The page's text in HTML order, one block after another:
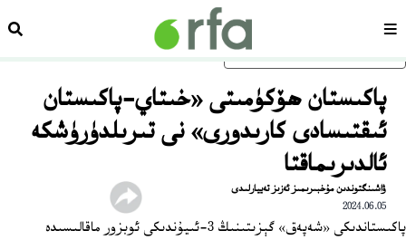
ئاساسلىق مەزمۇنغا ئاتلاڭسەھىپە
پاكىستان ھۆكۈمىتى «خىتاي-پاكىستان
ئىقتىسادى كارىدورى» نى تىرىلدۈرۈشكە
ئالدىرىماقتا
ۋاشىنگتوندىن مۇخبىرىمىز ئەزىز تەييارلىدى
2024.06.05
پاكىستاندىكى «شەپەق» گېزىتىنىڭ 3-ئىيۇندىكى ئوبزور ماقالىسىدە